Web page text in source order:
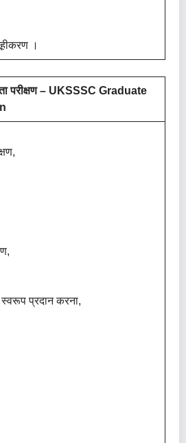
।
परीक्षण – UKSSSC Graduate
स्वरूप प्रदान करना,